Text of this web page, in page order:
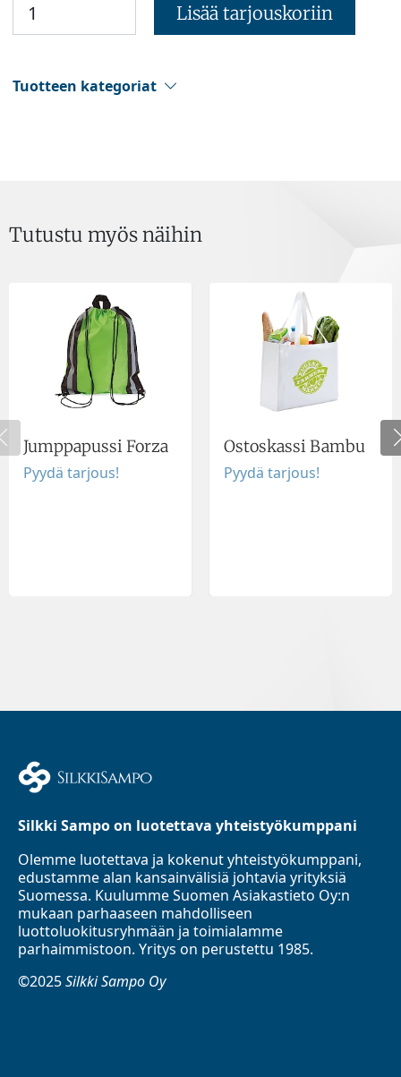
Lisää tarjouskoriin
Tuotteen kategoriat
Tutustu myös näihin
Jumppapussi Forza
Pyydä tarjous!
Ostoskassi Bambu
Pyydä tarjous!
Silkki Sampo on luotettava yhteistyökumppani
Olemme luotettava ja kokenut yhteistyökumppani,
edustamme alan kansainvälisiä johtavia yrityksiä
Suomessa. Kuulumme Suomen Asiakastieto Oy:n
mukaan parhaaseen mahdolliseen
luottoluokitusryhmään ja toimialamme
parhaimmistoon. Yritys on perustettu 1985.
©2025Silkki Sampo Oy